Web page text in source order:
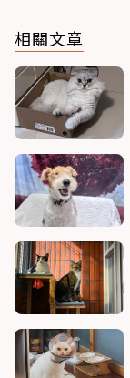
相關文章